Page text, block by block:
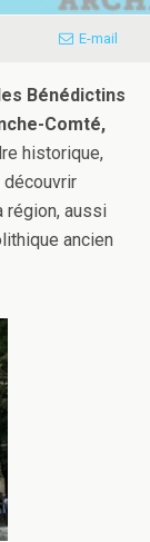
E-mail
Bénédictins
Comté,
historique,
région, aussi
ancien